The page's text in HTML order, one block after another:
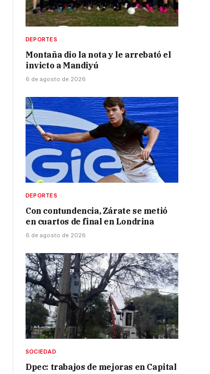
DEPORTES
Montaña dio la nota y le arrebató el
invicto a Mandiyú
6 de agosto de 2026
DEPORTES
Con contundencia, Zárate se metió
en cuartos de final en Londrina
6 de agosto de 2026
SOCIEDAD
Dpec: trabajos de mejoras en Capital